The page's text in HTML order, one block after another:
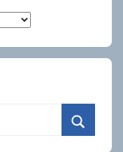
Suchen